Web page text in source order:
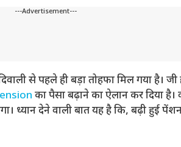
---Advertisement---
से पहले ही बड़ा तोहफा मिल गया है।
का पैसा बढ़ाने का ऐलान कर दिया है।
ध्यान देने वाली बात यह है कि, बढ़ी हुई